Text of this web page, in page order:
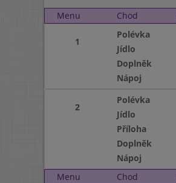
Menu
Chod
1
Polévka
Jídlo
Doplněk
Nápoj
2
Polévka
Jídlo
Příloha
Doplněk
Nápoj
Menu
Chod